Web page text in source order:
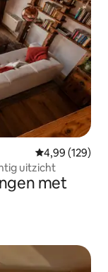
Gemiddelde
4,99 (129)
uitzicht
met